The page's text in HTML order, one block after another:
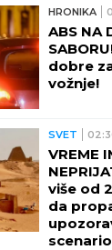
HRONIKA
ABS NA
dobre
vožnje!
SVET
VREME
više od
da
scenario